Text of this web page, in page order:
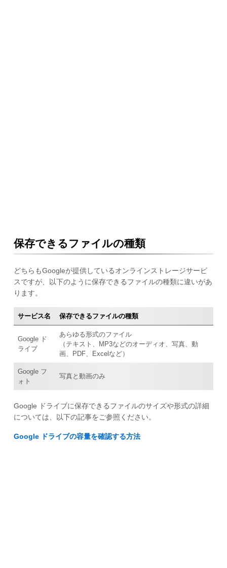
保存できるファイルの種類
どちらもGoogleが提供しているオンラインストレージサービ
スですが、以下のように保存できるファイルの種類に違いがあ
ります。
サービス名 保存できるファイルの種類
Google ド
ライブ
あらゆる形式のファイル
（テキスト、MP3などのオーディオ、写真、動
画、PDF、Excelなど）
Google フ
ォト
写真と動画のみ
Google ドライブに保存できるファイルのサイズや形式の詳細
については、以下の記事をご参照ください。
Google ドライブの容量を確認する方法